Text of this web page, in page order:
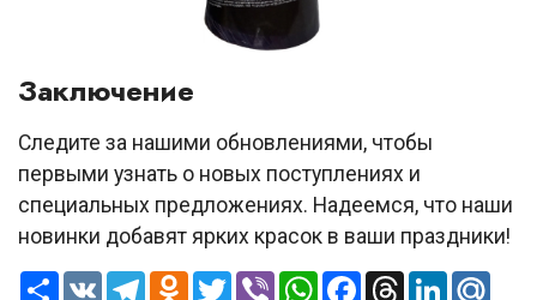
Заключение
Следите за нашими обновлениями, чтобы
первыми узнать о новых поступлениях и
специальных предложениях. Надеемся, что наши
новинки добавят ярких красок в ваши праздники!
Ресурс
VK TelegramOdnoklassniki
TwitterViberWhatsAppFacebook
ThreadsLinkedIn